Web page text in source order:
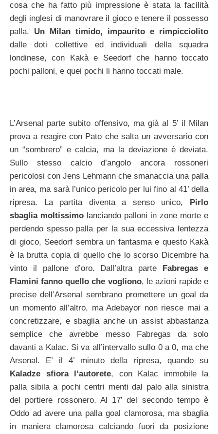
cosa che ha fatto più impressione è stata la facilità
degli inglesi di manovrare il gioco e tenere il possesso
palla. Un Milan timido, impaurito e rimpicciolito
dalle doti collettive ed individuali della squadra
londinese, con Kakà e Seedorf che hanno toccato
pochi palloni, e quei pochi li hanno toccati male.
L’Arsenal parte subito offensivo, ma già al 5’ il Milan
prova a reagire con Pato che salta un avversario con
un “sombrero” e calcia, ma la deviazione è deviata.
Sullo stesso calcio d’angolo ancora rossoneri
pericolosi con Jens Lehmann che smanaccia una palla
in area, ma sarà l’unico pericolo per lui fino al 41’ della
ripresa. La partita diventa a senso unico, Pirlo
sbaglia moltissimo lanciando palloni in zone morte e
perdendo spesso palla per la sua eccessiva lentezza
di gioco, Seedorf sembra un fantasma e questo Kakà
è la brutta copia di quello che lo scorso Dicembre ha
vinto il pallone d’oro. Dall’altra parte Fabregas e
Flamini fanno quello che vogliono, le azioni rapide e
precise dell’Arsenal sembrano promettere un goal da
un momento all’altro, ma Adebayor non riesce mai a
concretizzare, e sbaglia anche un assist abbastanza
semplice che avrebbe messo Fabregas da solo
davanti a Kalac. Si va all’intervallo sullo 0 a 0, ma che
Arsenal. E’ il 4’ minuto della ripresa, quando su
Kaladze sfiora l’autorete, con Kalac immobile la
palla sibila a pochi centri menti dal palo alla sinistra
del portiere rossonero. Al 17’ del secondo tempo è
Oddo ad avere una palla goal clamorosa, ma sbaglia
in maniera clamorosa calciando fuori da posizione